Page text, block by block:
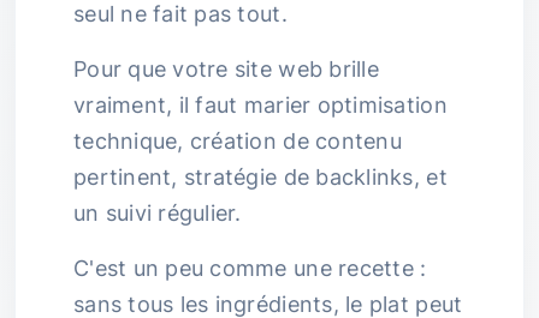
seul ne fait pas tout.
Pour que votre site web brille
vraiment, il faut marier optimisation
technique, création de contenu
pertinent, stratégie de backlinks, et
un suivi régulier.
C'est un peu comme une recette :
sans tous les ingrédients, le plat peut